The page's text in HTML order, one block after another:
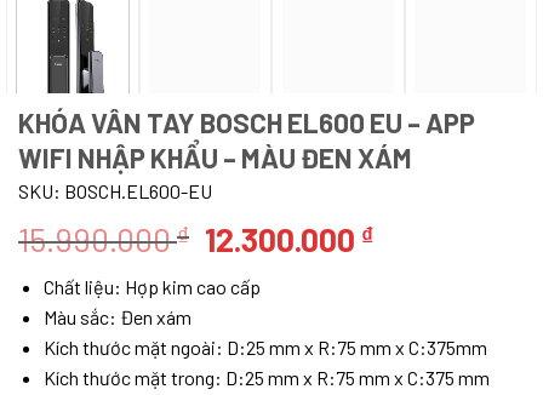
KHÓA VÂN TAY BOSCH EL600 EU – APP
WIFI NHẬP KHẨU – MÀU ĐEN XÁM
SKU: BOSCH.EL600-EU
15.990.000₫ Giá
gốc
là:
15.990.000 ₫.
12.300.000 ₫Giá
là:
12.300.000
Chất liệu: Hợp kim cao cấp
Màu sắc: Đen xám
Kích thước mặt ngoài: D:25 mm x R:75 mm x C:375mm
Kích thước mặt trong: D:25 mm x R:75 mm x C:375 mm